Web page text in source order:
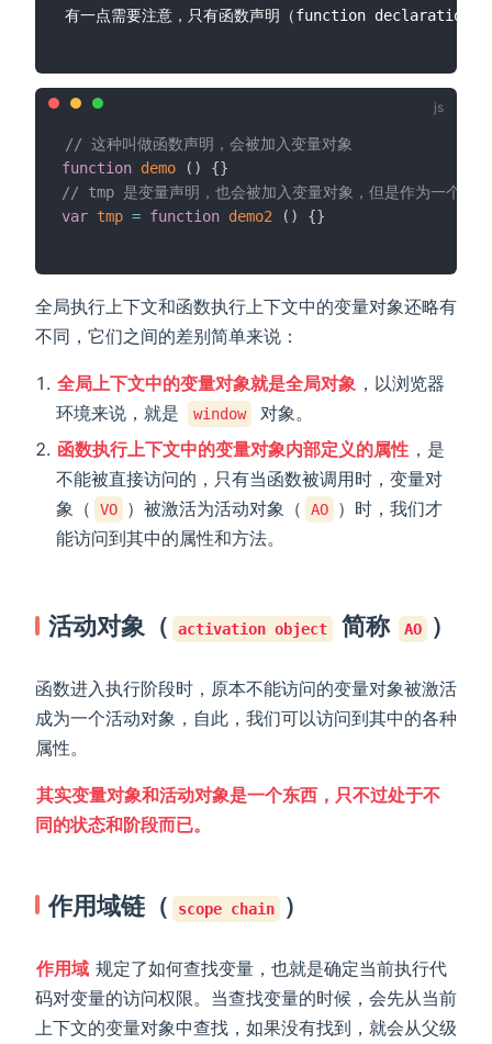
// 这种叫做函数声明，会被加入变量对象
function demo ( ) {}
// tmp 是变量声明，也会被加入变量对象，但是作为一个函
var tmp = function demo2 ( ) {}
全局执行上下文和函数执行上下文中的变量对象还略有
不同，它们之间的差别简单来说：
全局上下文中的变量对象就是全局对象 ，以浏览器
环境来说，就是
window
对象。
函数执行上下文中的变量对象内部定义的属性 ，是
不能被直接访问的，只有当函数被调用时，变量对
象（
VO ）被激活为活动对象（ AO
）时，我们才
能访问到其中的属性和方法。
活动对象（ activation object 简称 AO ）
函数进入执行阶段时，原本不能访问的变量对象被激活
成为一个活动对象，自此，我们可以访问到其中的各种
属性。
其实变量对象和活动对象是一个东西，只不过处于不
同的状态和阶段而已。
作用域链（ scope chain ）
作用域 规定了如何查找变量，也就是确定当前执行代
码对变量的访问权限。当查找变量的时候，会先从当前
上下文的变量对象中查找，如果没有找到，就会从父级